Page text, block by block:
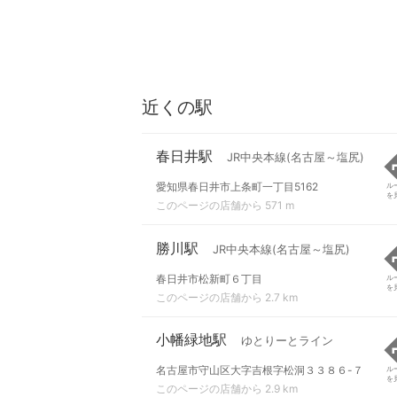
近くの駅
春日井駅 JR中央本線(名古屋～塩尻)
愛知県春日井市上条町一丁目5162
このページの店舗から 571 m
ル
を
勝川駅 JR中央本線(名古屋～塩尻)
春日井市松新町６丁目
このページの店舗から 2.7 km
ル
を
小幡緑地駅 ゆとりーとライン
名古屋市守山区大字吉根字松洞３３８６-７
このページの店舗から 2.9 km
ル
を